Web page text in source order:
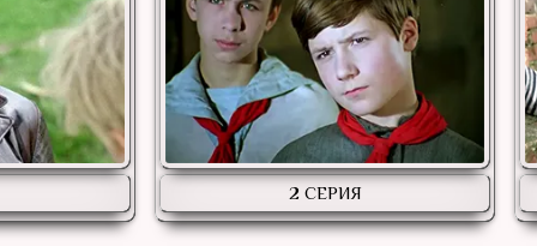
2 СЕРИЯ